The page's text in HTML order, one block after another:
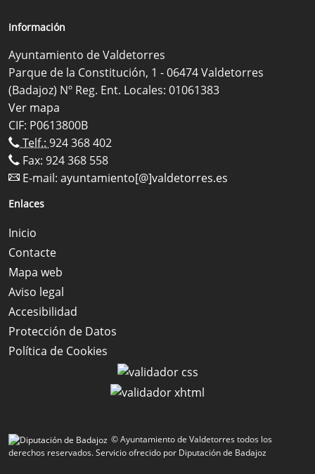
Información
Ayuntamiento de Valdetorres
Parque de la Constitución, 1 - 06474 Valdetorres
(Badajoz) Nº Reg. Ent. Locales: 01061383
Ver mapa
CIF: P0613800B
Telf.: 924 368 402
Fax: 924 368 558
E-mail: ayuntamiento[@]valdetorres.es
Enlaces
Inicio
Contacte
Mapa web
Aviso legal
Accesibilidad
Protección de Datos
Política de Cookies
© Ayuntamiento de Valdetorres todos los
derechos reservados.Servicio ofrecido por Diputación de Badajoz